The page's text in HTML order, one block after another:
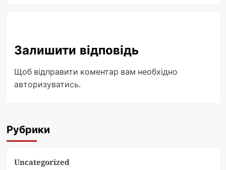
Залишити відповідь
Щоб відправити коментар вам необхідно
авторизуватись.
Рубрики
Uncategorized